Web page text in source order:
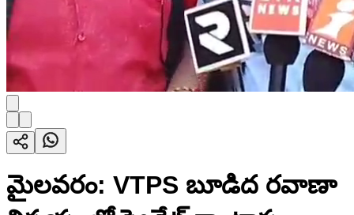
మైలవరం: VTPS బూడిద రవాణా